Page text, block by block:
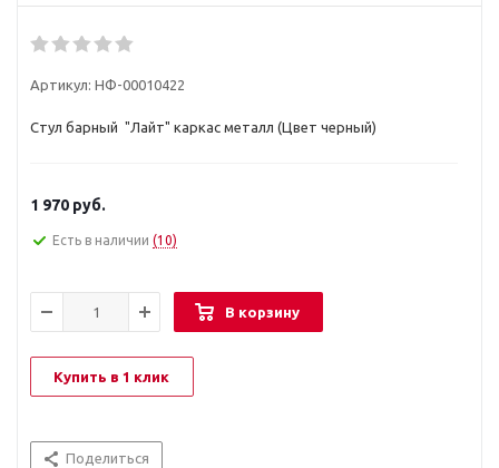
Артикул: НФ-00010422
Стул барный "Лайт" каркас металл (Цвет черный)
1 970 руб.
Есть в наличии (10)
В корзину
Купить в 1 клик
Поделиться